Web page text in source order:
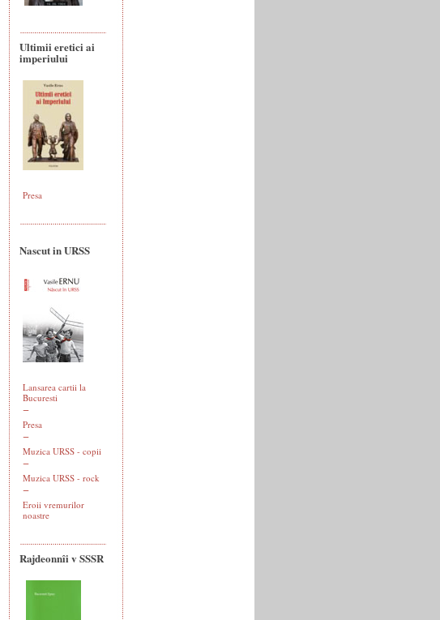
Ultimii eretici ai
imperiului
Presa
Nascut in URSS
Lansarea cartii la
Bucuresti
Presa
Muzica URSS - copii
Muzica URSS - rock
Eroii vremurilor
noastre
Rajdeonnîi v SSSR